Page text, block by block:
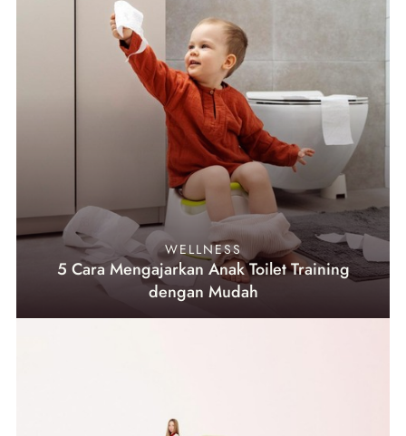
WELLNESS
5 Cara Mengajarkan Anak Toilet Training
dengan Mudah